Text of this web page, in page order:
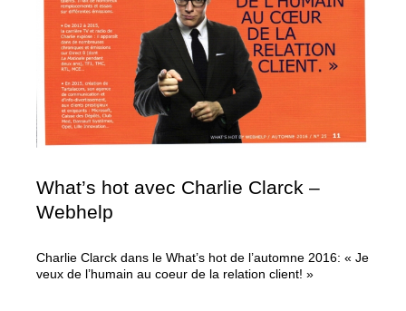
What’s hot avec Charlie Clarck –
Webhelp
Charlie Clarck dans le What’s hot de l’automne 2016: « Je
veux de l’humain au coeur de la relation client! »